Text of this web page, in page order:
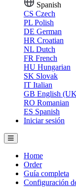
Spanish
CS Czech
PL Polish
DE German
HR Croatian
NL Dutch
FR French
HU Hungarian
SK Slovak
IT Italian
GB English
RO Romanian
ES Spanish
Iniciar sesión
Home
Order
Guía completa
Configuración